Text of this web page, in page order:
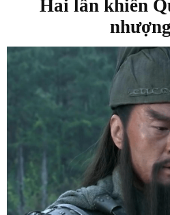
Hai lần khiến